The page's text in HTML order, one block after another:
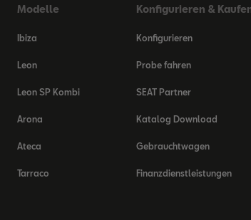
Modelle
Ibiza
Leon
Leon SP Kombi
Arona
Ateca
Tarraco
Konfigurieren &
Konfigurieren
Probe fahren
SEAT Partner
Katalog Download
Gebrauchtwagen
Finanzdienstleistungen